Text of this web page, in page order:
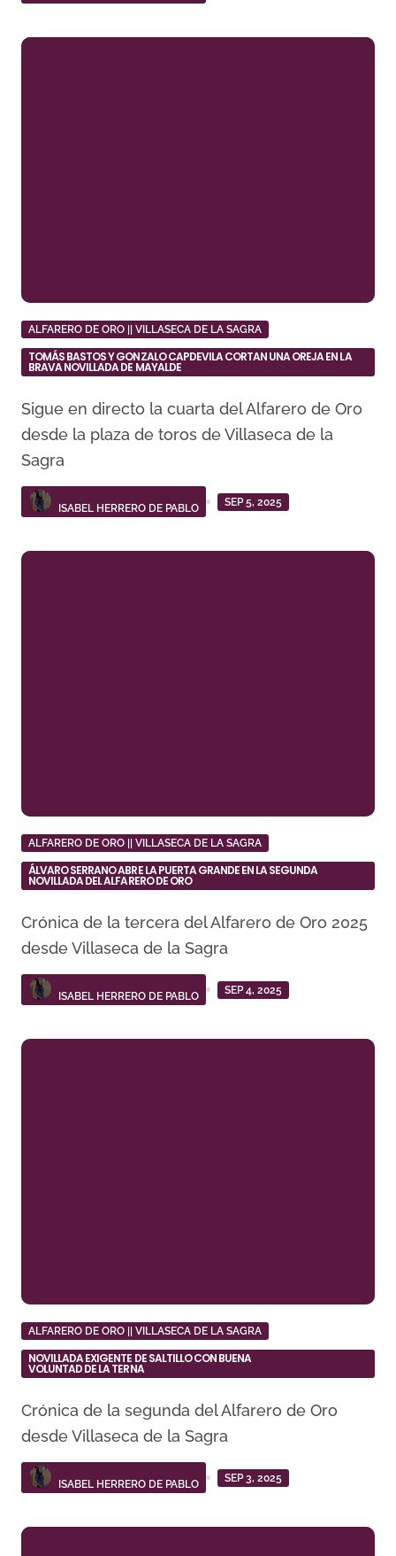
ALFARERO DE ORO || VILLASECA DE LA SAGRA
TOMÁS BASTOS Y GONZALO CAPDEVILA CORTAN UNA OREJA EN LA
BRAVA NOVILLADA DE MAYALDE
Sigue en directo la cuarta del Alfarero de Oro
desde la plaza de toros de Villaseca de la
Sagra
ISABEL HERRERO DE PABLO
SEP 5, 2025
ALFARERO DE ORO || VILLASECA DE LA SAGRA
ÁLVARO SERRANO ABRE LA PUERTA GRANDE EN LA SEGUNDA
NOVILLADA DEL ALFARERO DE ORO
Crónica de la tercera del Alfarero de Oro 2025
desde Villaseca de la Sagra
ISABEL HERRERO DE PABLO
SEP 4, 2025
ALFARERO DE ORO || VILLASECA DE LA SAGRA
NOVILLADA EXIGENTE DE SALTILLO CON BUENA
VOLUNTAD DE LA TERNA
Crónica de la segunda del Alfarero de Oro
desde Villaseca de la Sagra
ISABEL HERRERO DE PABLO
SEP 3, 2025